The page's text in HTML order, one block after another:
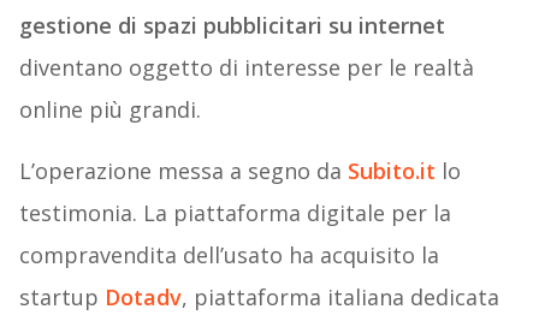
gestione di spazi pubblicitari su internet
diventano oggetto di interesse per le realtà
online più grandi.
L’operazione messa a segno da Subito.it lo
testimonia. La piattaforma digitale per la
compravendita dell’usato ha acquisito la
startup Dotadv, piattaforma italiana dedicata